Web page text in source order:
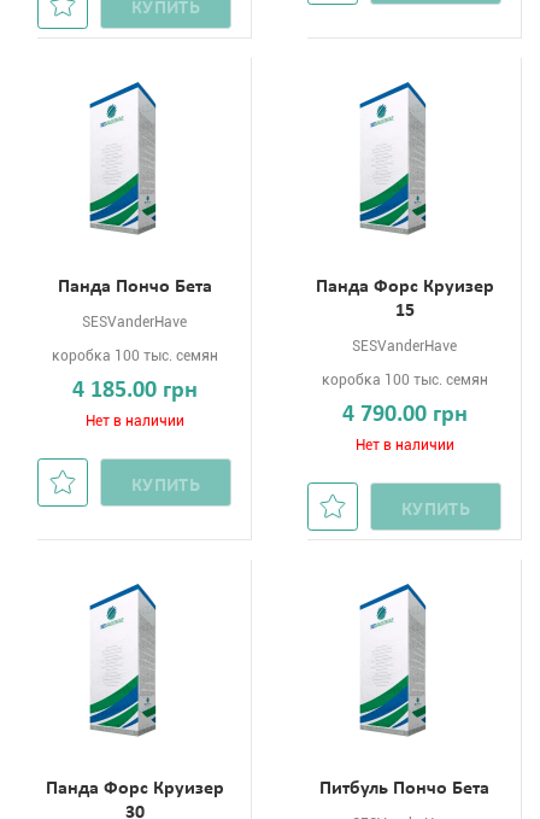
КУПИТЬ
Панда Пончо Бета
SESVanderHave
коробка 100 тыс. семян
4 185.00 грн
Нет в наличии
КУПИТЬ
Панда Форс Круизер
15
SESVanderHave
коробка 100 тыс. семян
4 790.00 грн
Нет в наличии
КУПИТЬ
Панда Форс Круизер
30
Питбуль Пончо Бета